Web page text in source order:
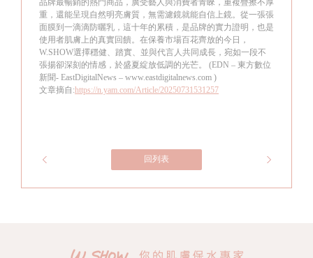
品牌最暢銷的熱門商品，廣受藝人與消費者青睞，重複疊擦不厚
重，還能呈現自然明亮膚質，無需濾鏡就能自信上鏡。從一張張
面膜到一滴滴防曬乳，這十年的累積，是品牌的實力證明，也是
使用者肌膚上的真實回饋。在保養市場百花齊放的今日，
W.SHOW選擇穩健、踏實、並與代言人共同成長，宛如一段不
張揚卻深刻的情感，於盛夏綻放低調的光芒。 (EDN – 東方數位
新聞- EastDigitalNews – www.eastdigitalnews.com )
文章摘自:https://n.yam.com/Article/20250731531257
回列表